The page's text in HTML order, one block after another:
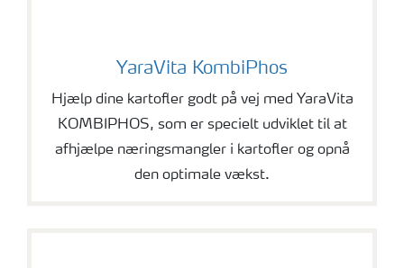
YaraVita KombiPhos
Hjælp dine kartofler godt på vej med YaraVita
KOMBIPHOS, som er specielt udviklet til at
afhjælpe næringsmangler i kartofler og opnå
den optimale vækst.